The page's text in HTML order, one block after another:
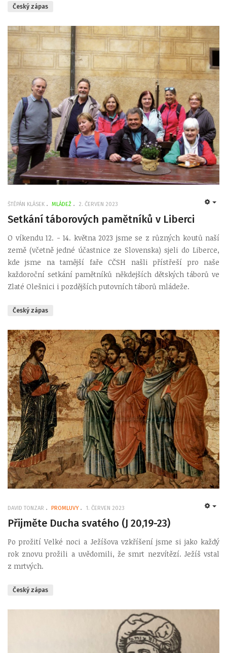
Český zápas
ŠTĚPÁN KLÁSEK MLÁDEŽ 2. ČERVEN 2023
Setkání táborových pamětníků v Liberci
O víkendu 12. - 14. května 2023 jsme se z různých koutů naší
země (včetně jedné účastnice ze Slovenska) sjeli do Liberce,
kde jsme na tamější faře CČSH našli přístřeší pro naše
každoroční setkání pamětníků někdejších dětských táborů ve
Zlaté Olešnici i pozdějších putovních táborů mládeže.
Český zápas
DAVID TONZAR PROMLUVY 1. ČERVEN 2023
Přijměte Ducha svatého (J 20,19-23)
Po prožití Velké noci a Ježíšova vzkříšení jsme si jako každý
rok znovu prožili a uvědomili, že smrt nezvítězí. Ježíš vstal
z mrtvých.
Český zápas